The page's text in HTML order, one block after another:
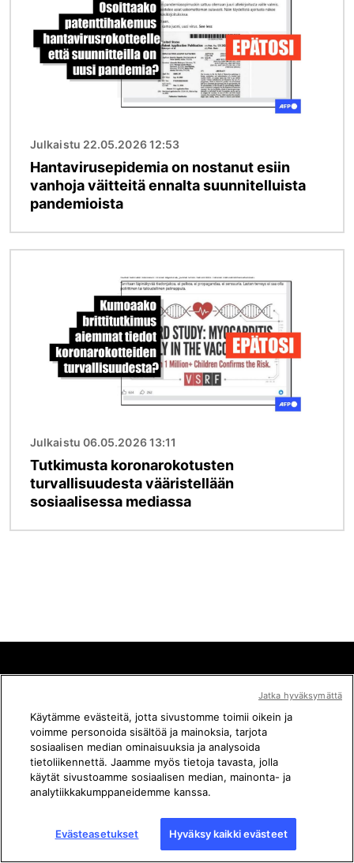
Julkaistu 22.05.2026 12:53
Hantavirusepidemia on nostanut esiin
vanhoja väitteitä ennalta suunnitelluista
pandemioista
Julkaistu 06.05.2026 13:11
Tutkimusta koronarokotusten
turvallisuudesta vääristellään
sosiaalisessa mediassa
Ota yhteyttä
Käytämme evästeitä, jotta sivustomme toimii oikein ja
voimme personoida sisältöä ja mainoksia, tarjota
sosiaalisen median ominaisuuksia ja analysoida
tietoliikennettä. Jaamme myös tietoja tavasta, jolla
käytät sivustoamme sosiaalisen median, mainonta- ja
analytiikkakumppaneidemme kanssa.
Evästeasetukset Hyväksy kaikki evästeet
Jatka hyväksymättä